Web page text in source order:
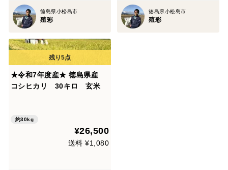
徳島県小松島市
殖彩
徳島県小松島市
殖彩
★令和7年度産★ 徳島県産
コシヒカリ 30キロ 玄米
約30kg
¥26,500
送料 ¥1,080